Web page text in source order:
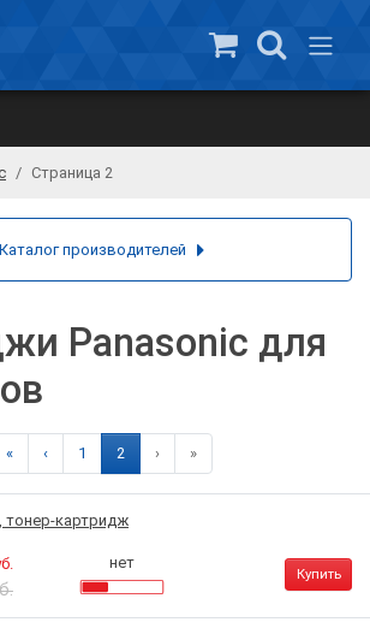
Страница 2
Panasonic для
« ‹ 1 2 › »
, тонер-картридж
нет
Купить